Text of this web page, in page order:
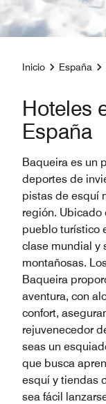
Inicio España
Hoteles
España
Baqueira es un
deportes de
pistas de esquí
región. Ubicado
pueblo turístico
clase mundial y
montañosas.
Baqueira
aventura, con
confort,
rejuvenecedor
seas un
que busca
esquí y tiendas
sea fácil